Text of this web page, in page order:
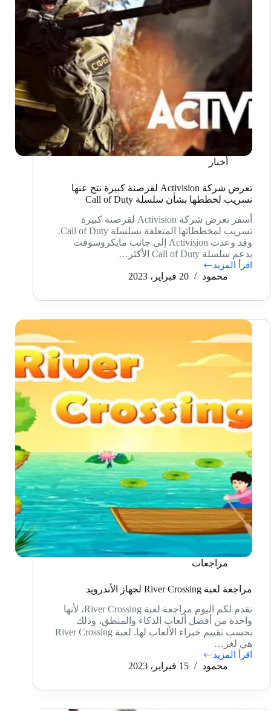
أخبار
تعرض شركة Activision لقرصنة كبيرة نتج عنها
تسريب لخططها بشأن سلسلة Call of Duty
أسفر تعرض شركة Activision لقرصنة كبيرة
تسريب لمخططاتها المتعلقة بسلسلة Call of Duty.
وقد وعدت Activision إلى جانب مايكروسوفت
بدعم سلسلة Call of Duty الأكثر…
اقرأ المزيد
تعرض
لقرصنة
نتج
عنها
تسريب
لخططها
بشأن
سلسلة
of
Duty
محمود 20 فبراير، 2023
مراجعات
مراجعة لعبة River Crossing لجهاز الأندرويد
نقدم لكم اليوم مراجعة لعبة River Crossing، لأنها
واحدة من أفضل ألعاب الذكاء والمنطق، وذلك
بحسب تقييم خبراء الألعاب لها. لعبة River Crossing
هي لغز…
اقرأ المزيد
مراجعة
Crossing
محمود 15 فبراير، 2023